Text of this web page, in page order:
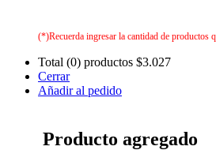
(*)Recuerda ingresar la cantidad de productos
Total (0) productos $3.027
Cerrar
Añadir al pedido
Producto agregado